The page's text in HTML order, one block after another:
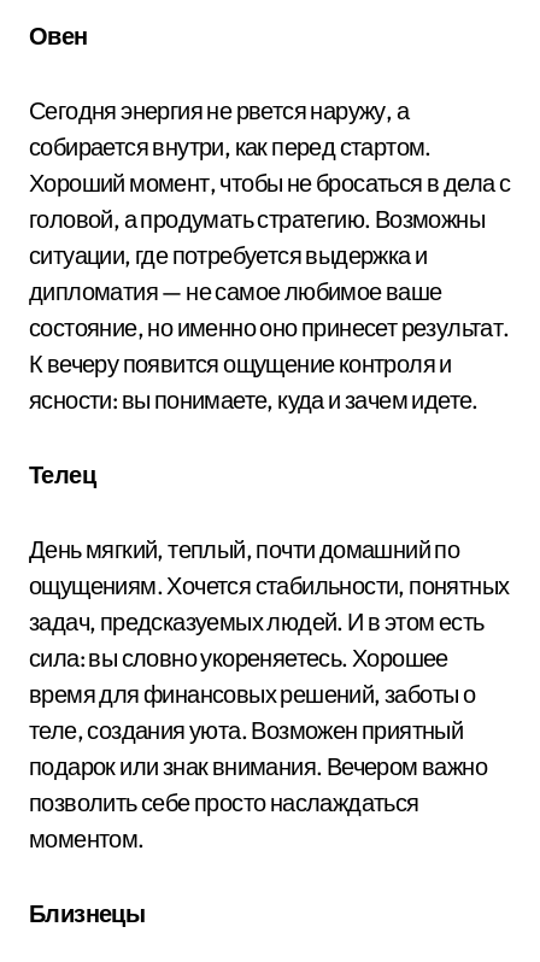
Овен
Сегодня энергия не рвется наружу, а
собирается внутри, как перед стартом.
Хороший момент, чтобы не бросаться в дела с
головой, а продумать стратегию. Возможны
ситуации, где потребуется выдержка и
дипломатия — не самое любимое ваше
состояние, но именно оно принесет результат.
К вечеру появится ощущение контроля и
ясности: вы понимаете, куда и зачем идете.
Телец
День мягкий, теплый, почти домашний по
ощущениям. Хочется стабильности, понятных
задач, предсказуемых людей. И в этом есть
сила: вы словно укореняетесь. Хорошее
время для финансовых решений, заботы о
теле, создания уюта. Возможен приятный
подарок или знак внимания. Вечером важно
позволить себе просто наслаждаться
моментом.
Близнецы